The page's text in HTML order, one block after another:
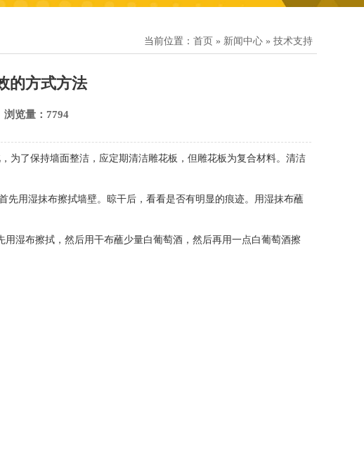
当前位置： 首页 » 新闻中心 » 技术支持
的方式方法
浏览量：7794
为了保持墙面整洁，应定期清洁雕花板，但雕花板为复合材料。清洁
用湿抹布擦拭墙壁。晾干后，看看是否有明显的痕迹。用湿抹布蘸
湿布擦拭，然后用干布蘸少量白葡萄酒，然后再用一点白葡萄酒擦